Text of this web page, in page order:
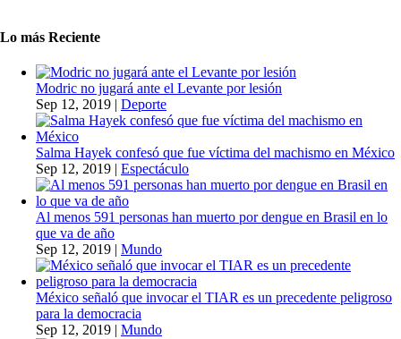
Lo más Reciente
Modric no jugará ante el Levante por lesión
Sep 12, 2019 | Deporte
Salma Hayek confesó que fue víctima del machismo en México
Sep 12, 2019 | Espectáculo
Al menos 591 personas han muerto por dengue en Brasil en lo
que va de año
Sep 12, 2019 | Mundo
México señaló que invocar el TIAR es un precedente peligroso
para la democracia
Sep 12, 2019 | Mundo